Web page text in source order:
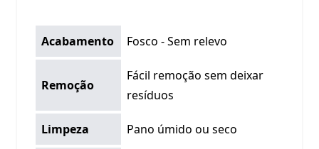
Acabamento Fosco - Sem relevo
Remoção
Fácil remoção sem deixar
resíduos
Limpeza Pano úmido ou seco